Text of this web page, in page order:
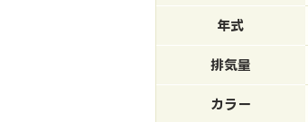
年式
排気量
カラー